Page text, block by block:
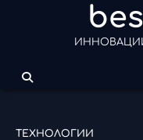
содержимому
ТЕХНОЛОГИИ